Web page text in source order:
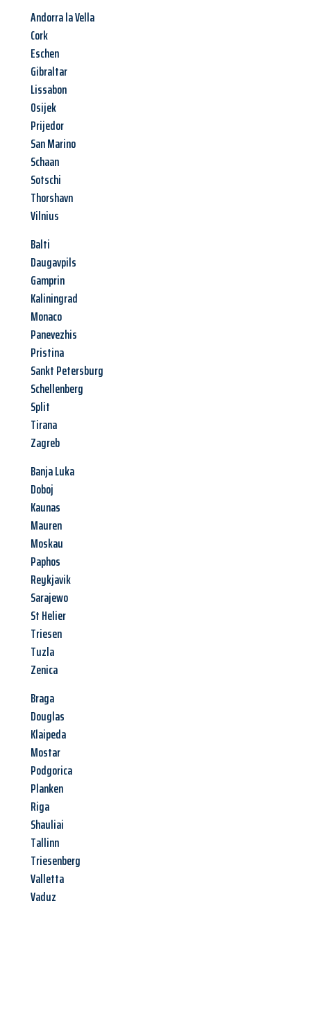
Andorra la Vella
Cork
Eschen
Gibraltar
Lissabon
Osijek
Prijedor
San Marino
Schaan
Sotschi
Thorshavn
Vilnius
Balti
Daugavpils
Gamprin
Kaliningrad
Monaco
Panevezhis
Pristina
Sankt Petersburg
Schellenberg
Split
Tirana
Zagreb
Banja Luka
Doboj
Kaunas
Mauren
Moskau
Paphos
Reykjavik
Sarajewo
St Helier
Triesen
Tuzla
Zenica
Braga
Douglas
Klaipeda
Mostar
Podgorica
Planken
Riga
Shauliai
Tallinn
Triesenberg
Valletta
Vaduz